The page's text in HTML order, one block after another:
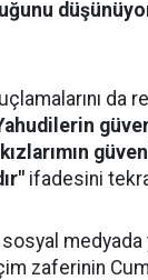
da
ifadesini
medyada
zaferinin